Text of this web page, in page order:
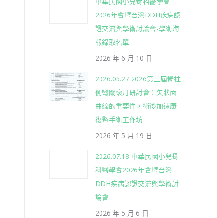
2026年會暨台灣DDH疾病認
證交流與學術討論會-學術海
報錄取名單
2026 年 6 月 10 日
2026.06.27 2026第三屆脊柱
側彎關懷月研討會：矢狀面
曲線的重要性，術後加速康
復暨手術工作坊
2026 年 5 月 19 日
2026.07.18 中華民國小兒骨
科醫學會2026年會暨台灣
DDH疾病認證交流與學術討
論會
2026 年 5 月 6 日